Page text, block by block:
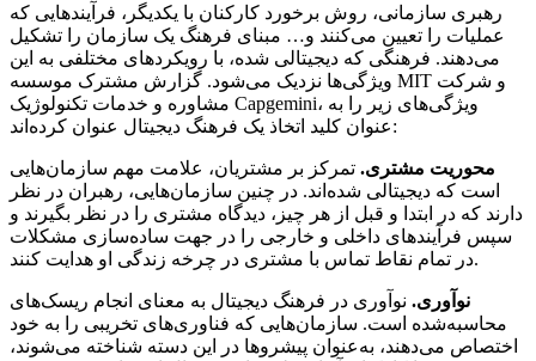
رهبری سازمانی، روش برخورد کارکنان با یکدیگر، فرآیندهایی که
عملیات را تعیین می‌کنند و… مبنای فرهنگ یک سازمان را تشکیل
می‌دهند. فرهنگی که دیجیتالی شده، با رویکردهای مختلفی به این
ویژگی‌‌ها نزدیک می‌شود. گزارش مشترک موسسه MIT و شرکت
مشاوره و خدمات تکنولوژیک Capgemini، ویژگی‌‌های زیر را به
عنوان کلید اتخاذ یک فرهنگ دیجیتال عنوان کرده‌‌اند:
محوریت مشتری. تمرکز بر مشتریان، علامت مهم سازمان‌هایی
است که دیجیتالی شده‌‌اند. در چنین سازمان‌هایی، رهبران در نظر
دارند که در ابتدا و قبل از هر چیز، دیدگاه مشتری را در نظر بگیرند و
سپس فرآیندهای داخلی و خارجی را در جهت ساده‌‌سازی مشکلات
در تمام نقاط تماس با مشتری در چرخه زندگی او هدایت کنند.
نوآوری. نوآوری در فرهنگ دیجیتال به معنای انجام ریسک‌‌های
محاسبه‌‌شده است. سازمان‌هایی که فناوری‌‌های تخریبی را به خود
اختصاص می‌دهند، به‌‌عنوان پیشروها در این دسته شناخته می‌‌شوند،